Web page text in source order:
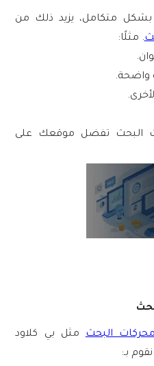
متكامل، يزيد ذلك من
. مثلًا:
واضحة.
البحث تفضل موقعك على
البحثمثل بي كلاود
بـ: